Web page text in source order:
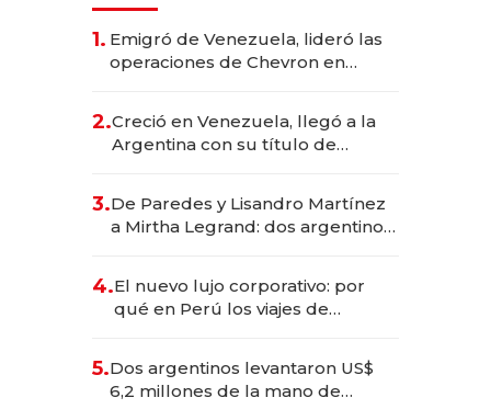
1. Emigró de Venezuela, lideró las
operaciones de Chevron en
2.Creció en Venezuela, llegó a la
Argentina con su título de
las marcas "fast premium"
3.De Paredes y Lisandro Martínez
a Mirtha Legrand: dos argentinos
4.El nuevo lujo corporativo: por
qué en Perú los viajes de
para convertirse en experiencias
transformadoras
5.Dos argentinos levantaron US$
6,2 millones de la mano de